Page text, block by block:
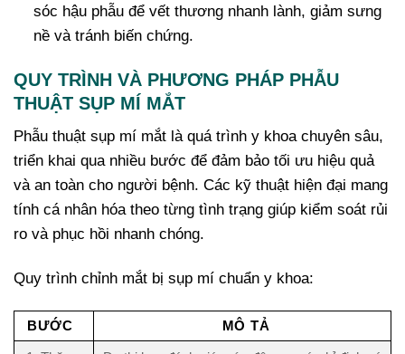
sóc hậu phẫu để vết thương nhanh lành, giảm sưng
nề và tránh biến chứng.
QUY TRÌNH VÀ PHƯƠNG PHÁP PHẪU
THUẬT SỤP MÍ MẮT
Phẫu thuật sụp mí mắt là quá trình y khoa chuyên sâu,
triển khai qua nhiều bước để đảm bảo tối ưu hiệu quả
và an toàn cho người bệnh. Các kỹ thuật hiện đại mang
tính cá nhân hóa theo từng tình trạng giúp kiểm soát rủi
ro và phục hồi nhanh chóng.
Quy trình chỉnh mắt bị sụp mí chuẩn y khoa:
BƯỚC MÔ TẢ